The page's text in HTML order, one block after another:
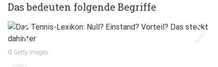
Das bedeuten folgende Begriffe
© Getty Images